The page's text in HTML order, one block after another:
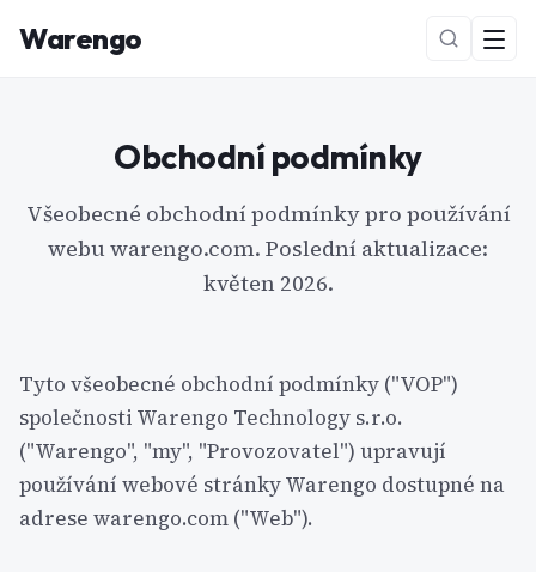
Warengo
Obchodní podmínky
Všeobecné obchodní podmínky pro používání
webu warengo.com. Poslední aktualizace:
květen 2026.
Tyto všeobecné obchodní podmínky ("VOP")
společnosti Warengo Technology s.r.o.
("Warengo", "my", "Provozovatel") upravují
používání webové stránky Warengo dostupné na
adrese warengo.com ("Web").